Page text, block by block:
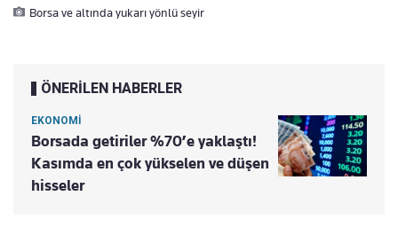
Borsa ve altında yukarı yönlü seyir
ÖNERİLEN HABERLER
EKONOMİ
Borsada getiriler %70’e yaklaştı!
Kasımda en çok yükselen ve düşen
hisseler